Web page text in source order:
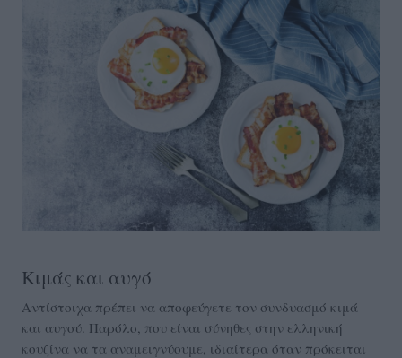
Κιμάς και αυγό
Αντίστοιχα πρέπει να αποφεύγετε τον συνδυασμό κιμά
και αυγού. Παρόλο, που είναι σύνηθες στην ελληνική
κουζίνα να τα αναμειγνύουμε, ιδιαίτερα όταν πρόκειται